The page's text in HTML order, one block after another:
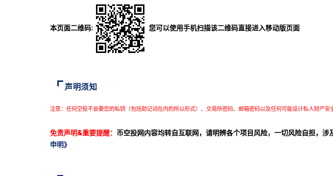
本页面二维码: 您可以使用手机扫描该二维码直接进入移动版页面
声明须知
注意：任何空投不会要您的私钥（包括助记词在内的所以形式）、交易所密码、邮箱密码以及任何可能设计私人财产
免责声明&重要提醒： 币空投网内容均转自互联网，请明辨各个项目风险，一切风险自担，
申明》